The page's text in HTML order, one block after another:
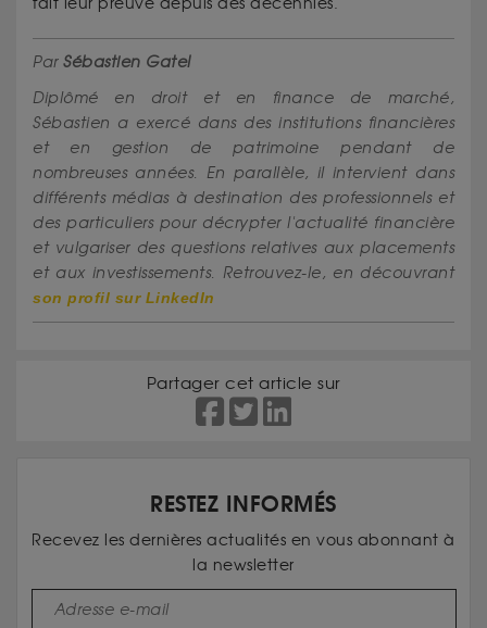
Par Sébastien Gatel
Diplômé en droit et en finance de marché,
Sébastien a exercé dans des institutions financières
et en gestion de patrimoine pendant de
nombreuses années. En parallèle, il intervient dans
différents médias à destination des professionnels et
des particuliers pour décrypter l'actualité financière
et vulgariser des questions relatives aux placements
et aux investissements. Retrouvez-le, en découvrant
son profil sur LinkedIn
Partager cet article sur
RESTEZ INFORMÉS
Recevez les dernières actualités en vous abonnant à
la newsletter